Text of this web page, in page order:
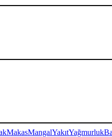
MakasMangalYakıtYağmurluk